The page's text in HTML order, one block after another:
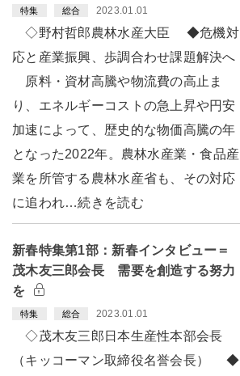
特集 総合 2023.01.01
◇野村哲郎農林水産大臣 ◆危機対
応と産業振興、歩調合わせ課題解決へ
原料・資材高騰や物流費の高止ま
り、エネルギーコストの急上昇や円安
加速によって、歴史的な物価高騰の年
となった2022年。農林水産業・食品産
業を所管する農林水産省も、その対応
に追われ…続きを読む
新春特集第1部：新春インタビュー＝
茂木友三郎会長 需要を創造する努力
を
特集 総合 2023.01.01
◇茂木友三郎日本生産性本部会長
（キッコーマン取締役名誉会長） ◆